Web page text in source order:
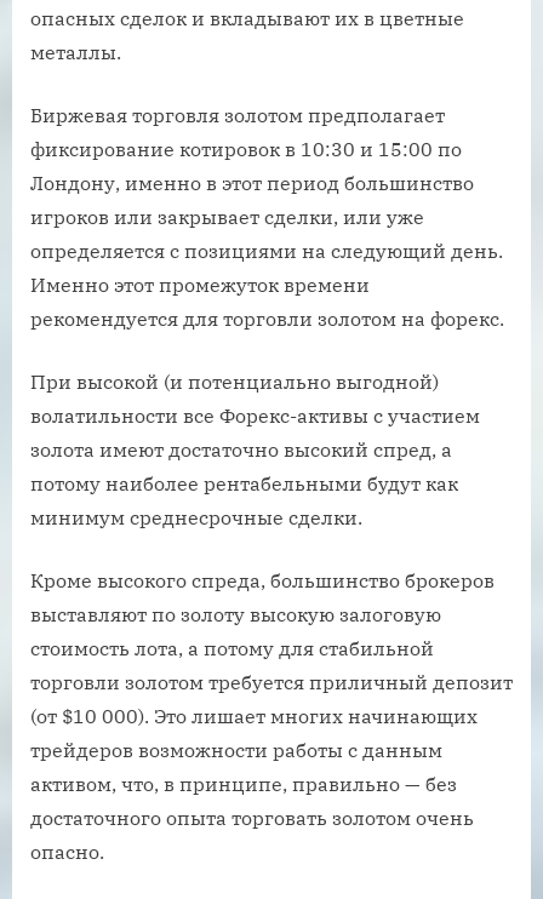
опасных сделок и вкладывают их в цветные
металлы.
Биржевая торговля золотом предполагает
фиксирование котировок в 10:30 и 15:00 по
Лондону, именно в этот период большинство
игроков или закрывает сделки, или уже
определяется с позициями на следующий день.
Именно этот промежуток времени
рекомендуется для торговли золотом на форекс.
При высокой (и потенциально выгодной)
волатильности все Форекс-активы с участием
золота имеют достаточно высокий спред, а
потому наиболее рентабельными будут как
минимум среднесрочные сделки.
Кроме высокого спреда, большинство брокеров
выставляют по золоту высокую залоговую
стоимость лота, а потому для стабильной
торговли золотом требуется приличный депозит
(от $10 000). Это лишает многих начинающих
трейдеров возможности работы с данным
активом, что, в принципе, правильно — без
достаточного опыта торговать золотом очень
опасно.